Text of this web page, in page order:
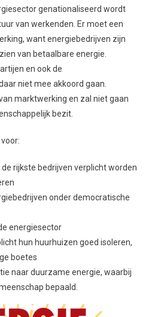
genationaliseerd wordt
van werkenden. Er moet een
want energiebedrijven zijn
van betaalbare energie.
en ook de
niet mee akkoord gaan.
marktwerking en zal niet gaan
bezit.
rijkste bedrijven verplicht worden
onder democratische
energiesector
hun huurhuizen goed isoleren,
boetes
naar duurzame energie, waarbij
bepaald.